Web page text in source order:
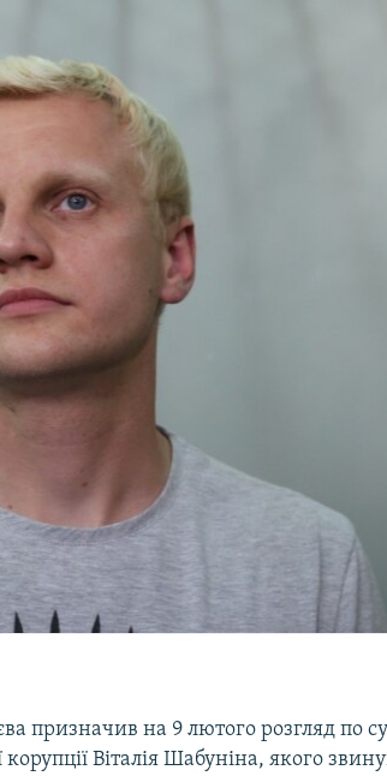
призначив на 9 лютого розгляд по
Віталія Шабуніна, якого